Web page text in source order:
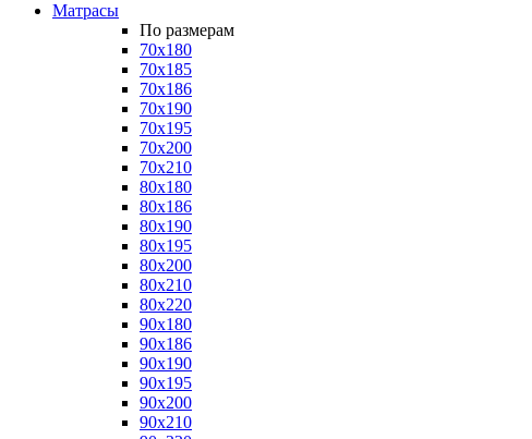
Матрасы
По размерам
70x180
70x185
70x186
70x190
70x195
70x200
70x210
80x180
80x186
80x190
80x195
80x200
80x210
80x220
90x180
90x186
90x190
90x195
90x200
90x210